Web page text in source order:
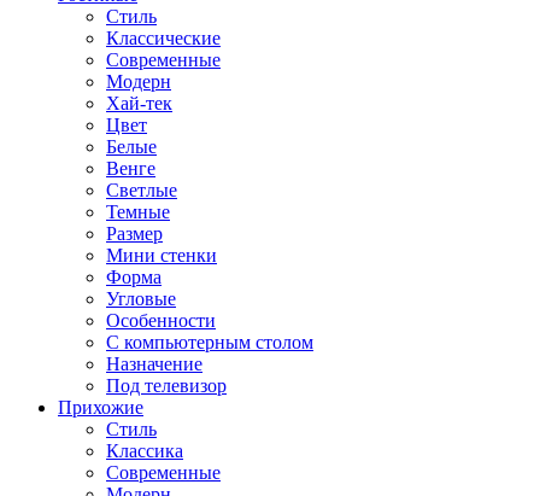
Стиль
Классические
Современные
Модерн
Хай-тек
Цвет
Белые
Венге
Светлые
Темные
Размер
Мини стенки
Форма
Угловые
Особенности
С компьютерным столом
Назначение
Под телевизор
Прихожие
Стиль
Классика
Современные